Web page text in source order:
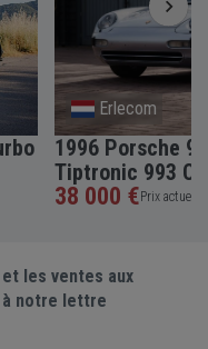
Erlecom
1996 Porsche
Tiptronic 993
38 000 € Prix actuel •
les ventes aux
à notre lettre